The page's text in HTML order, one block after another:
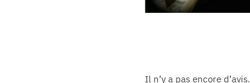
Il n’y a pas encore d’avis.